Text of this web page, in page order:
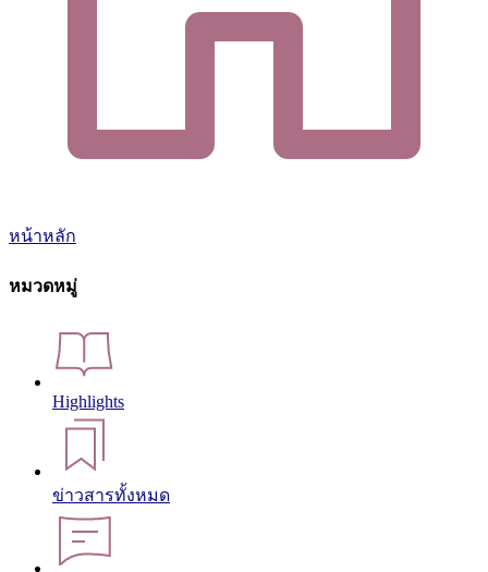
หน้าหลัก
หมวดหมู่
Highlights
ข่าวสารทั้งหมด